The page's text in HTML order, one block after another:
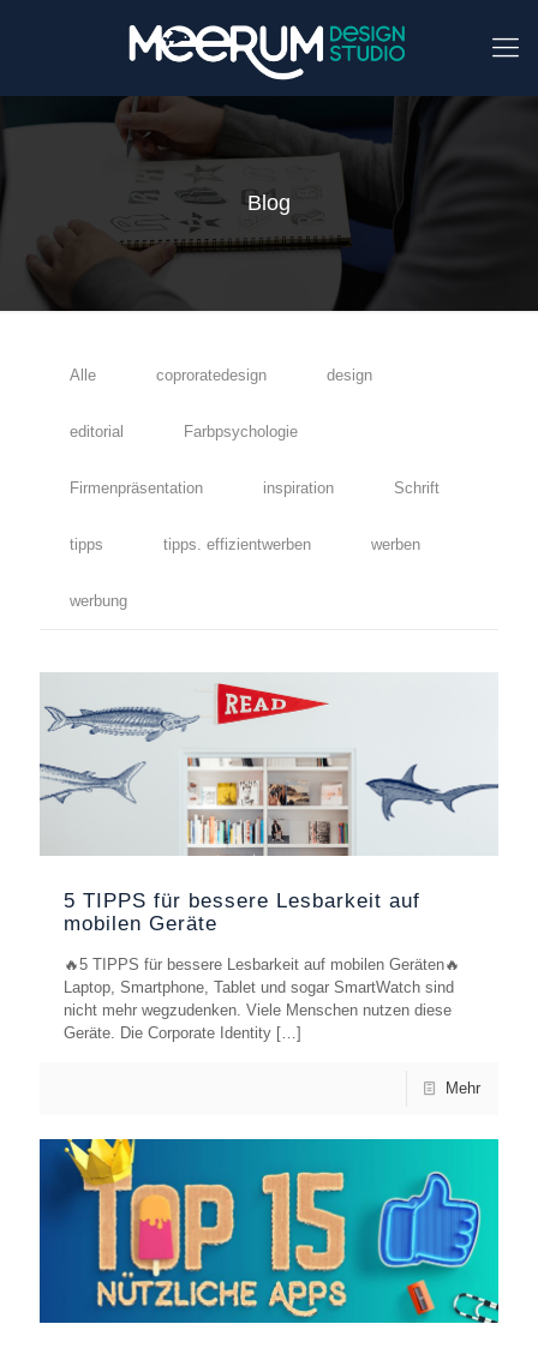
Blog
Alle coproratedesign design
editorial Farbpsychologie
Firmenpräsentation inspiration Schrift
tipps tipps. effizientwerben werben
werbung
5 TIPPS für bessere Lesbarkeit auf
mobilen Geräte
🔥5 TIPPS für bessere Lesbarkeit auf mobilen Geräten🔥
Laptop, Smartphone, Tablet und sogar SmartWatch sind
nicht mehr wegzudenken. Viele Menschen nutzen diese
Geräte. Die Corporate Identity […]
Mehr